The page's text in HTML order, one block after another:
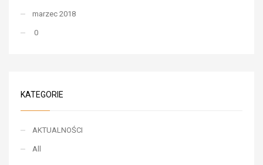
marzec 2018
0
KATEGORIE
AKTUALNOŚCI
All